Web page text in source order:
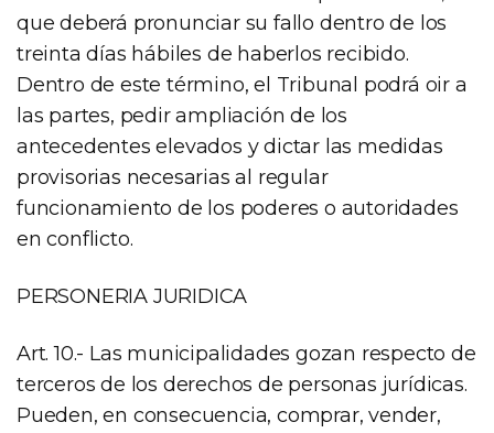
que deberá pronunciar su fallo dentro de los
treinta días hábiles de haberlos recibido.
Dentro de este término, el Tribunal podrá oir a
las partes, pedir ampliación de los
antecedentes elevados y dictar las medidas
provisorias necesarias al regular
funcionamiento de los poderes o autoridades
en conflicto.
PERSONERIA JURIDICA
Art. 10.- Las municipalidades gozan respecto de
terceros de los derechos de personas jurídicas.
Pueden, en consecuencia, comprar, vender,